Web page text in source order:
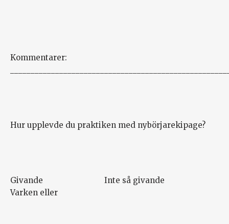
Kommentarer:
Hur upplevde du praktiken med nybörjarekipage?
Givande Inte så givande
Varken eller